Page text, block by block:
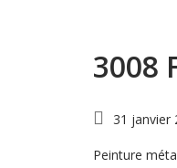
3008
31 janvier
Peinture